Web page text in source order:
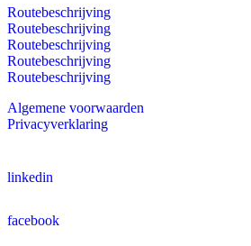
Routebeschrijving
Routebeschrijving
Routebeschrijving
Routebeschrijving
Routebeschrijving
Algemene voorwaarden
Privacyverklaring
linkedin
facebook